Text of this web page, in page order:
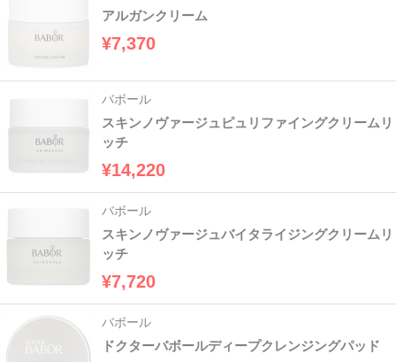
アルガンクリーム
¥7,370
バボール
スキンノヴァージュピュリファイングクリームリ
ッチ
¥14,220
バボール
スキンノヴァージュバイタライジングクリームリ
ッチ
¥7,720
バボール
ドクターバボールディープクレンジングパッド